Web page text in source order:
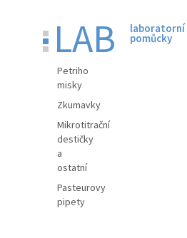
LAB laboratorní
pomůcky
Petriho
misky
Zkumavky
Mikrotitrační
destičky
a
ostatní
Pasteurovy
pipety